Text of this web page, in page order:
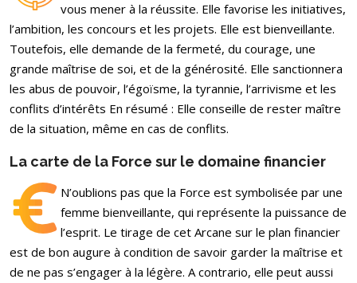
vous mener à la réussite. Elle favorise les initiatives,
l’ambition, les concours et les projets. Elle est bienveillante.
Toutefois, elle demande de la fermeté, du courage, une
grande maîtrise de soi, et de la générosité. Elle sanctionnera
les abus de pouvoir, l’égoïsme, la tyrannie, l’arrivisme et les
conflits d’intérêts En résumé : Elle conseille de rester maître
de la situation, même en cas de conflits.
La carte de la Force sur le domaine financier
N’oublions pas que la Force est symbolisée par une
femme bienveillante, qui représente la puissance de
l’esprit. Le tirage de cet Arcane sur le plan financier
est de bon augure à condition de savoir garder la maîtrise et
de ne pas s’engager à la légère. A contrario, elle peut aussi